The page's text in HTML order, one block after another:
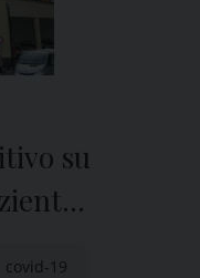
su
covid-19